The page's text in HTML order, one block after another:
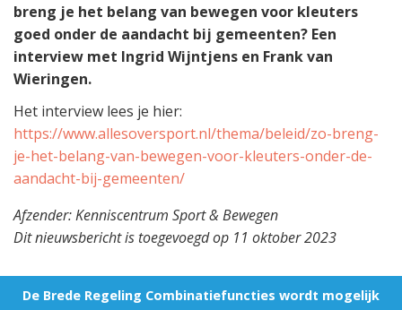
breng je het belang van bewegen voor kleuters
goed onder de aandacht bij gemeenten? Een
interview met Ingrid Wijntjens en Frank van
Wieringen.
Het interview lees je hier:
https://www.allesoversport.nl/thema/beleid/zo-breng-
je-het-belang-van-bewegen-voor-kleuters-onder-de-
aandacht-bij-gemeenten/
Afzender: Kenniscentrum Sport & Bewegen
Dit nieuwsbericht is toegevoegd op 11 oktober 2023
De Brede Regeling Combinatiefuncties wordt mogelijk